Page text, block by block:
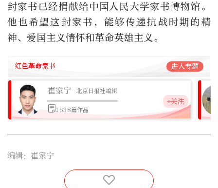
封家书已经捐献给中国人民大学家书博物馆。
他也希望这封家书，能够传递抗战时期的精
神、爱国主义情怀和革命英雄主义。
红色革命家书 进入专题
崔家宁 北京日报社编辑
1638篇作品
+关注
编辑：崔家宁